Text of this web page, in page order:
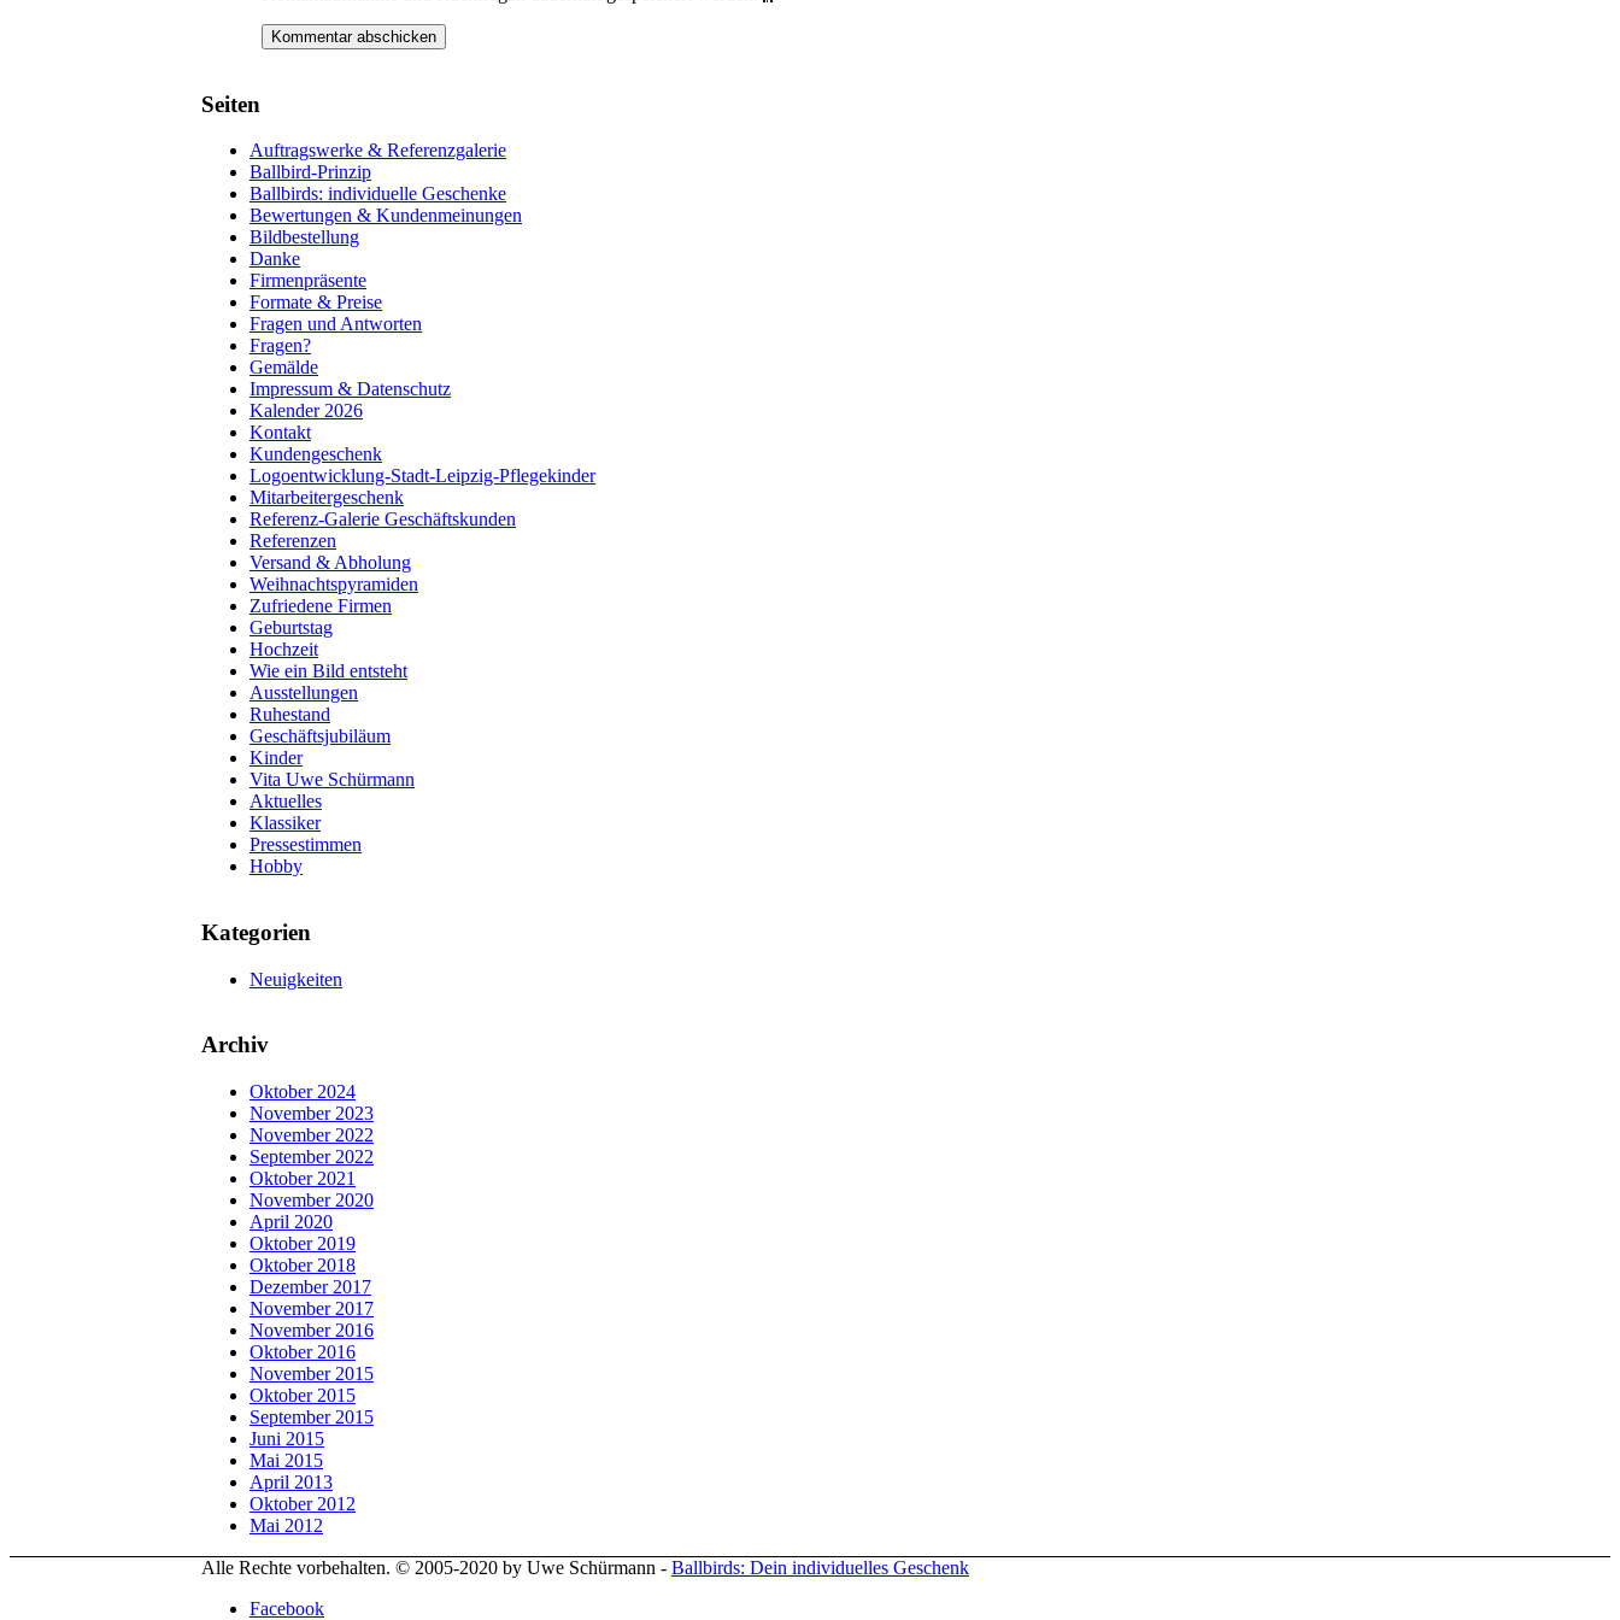
Seiten
Auftragswerke & Referenzgalerie
Ballbird-Prinzip
Ballbirds: individuelle Geschenke
Bewertungen & Kundenmeinungen
Bildbestellung
Danke
Firmenpräsente
Formate & Preise
Fragen und Antworten
Fragen?
Gemälde
Impressum & Datenschutz
Kalender 2026
Kontakt
Kundengeschenk
Logoentwicklung-Stadt-Leipzig-Pflegekinder
Mitarbeitergeschenk
Referenz-Galerie Geschäftskunden
Referenzen
Versand & Abholung
Weihnachtspyramiden
Zufriedene Firmen
Geburtstag
Hochzeit
Wie ein Bild entsteht
Ausstellungen
Ruhestand
Geschäftsjubiläum
Kinder
Vita Uwe Schürmann
Aktuelles
Klassiker
Pressestimmen
Hobby
Kategorien
Neuigkeiten
Archiv
Oktober 2024
November 2023
November 2022
September 2022
Oktober 2021
November 2020
April 2020
Oktober 2019
Oktober 2018
Dezember 2017
November 2017
November 2016
Oktober 2016
November 2015
Oktober 2015
September 2015
Juni 2015
Mai 2015
April 2013
Oktober 2012
Mai 2012
Alle Rechte vorbehalten. © 2005-2020 by Uwe Schürmann - Ballbirds: Dein individuelles Geschenk
Facebook